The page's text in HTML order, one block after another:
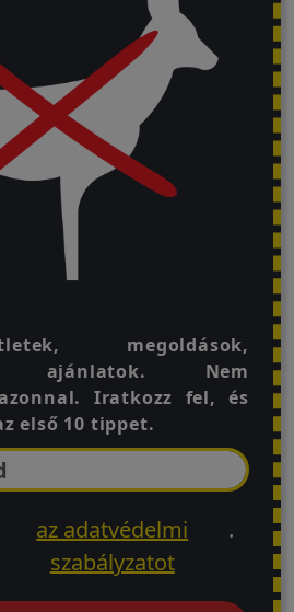
megoldások,
ajánlatok. Nem
Iratkozz fel, és
első 10 tippet.
az adatvédelmi
szabályzatot
.